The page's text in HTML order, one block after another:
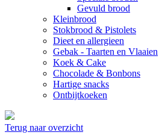
Gevuld brood
Kleinbrood
Stokbrood & Pistolets
Dieet en allergieen
Gebak - Taarten en Vlaaien
Koek & Cake
Chocolade & Bonbons
Hartige snacks
Ontbijtkoeken
Terug naar overzicht